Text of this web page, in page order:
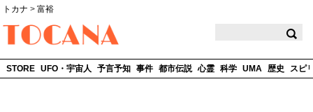
トカナ > 富裕
STORE UFO・宇宙人 予言予知 事件 都市伝説 心霊 科学 UMA 歴史 スピ